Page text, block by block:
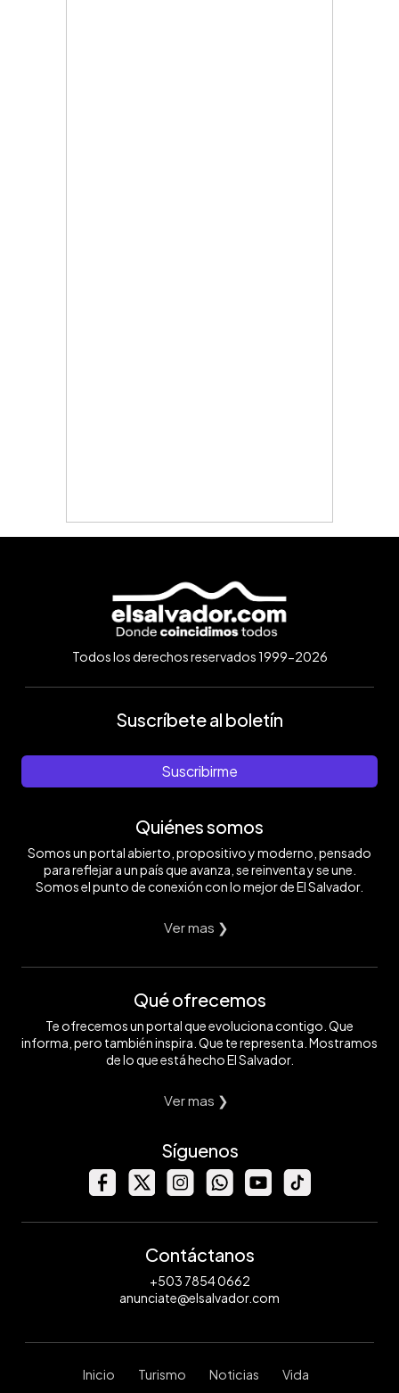
Todos los derechos reservados 1999-2026
Suscríbete al boletín
Suscribirme
Quiénes somos
Somos un portal abierto, propositivo y moderno, pensado
para reflejar a un país que avanza, se reinventa y se une.
Somos el punto de conexión con lo mejor de El Salvador.
Ver mas ❯
Qué ofrecemos
Te ofrecemos un portal que evoluciona contigo. Que
informa, pero también inspira. Que te representa. Mostramos
de lo que está hecho El Salvador.
Ver mas ❯
Síguenos
Contáctanos
+503 7854 0662
anunciate@elsalvador.com
Inicio Turismo Noticias Vida